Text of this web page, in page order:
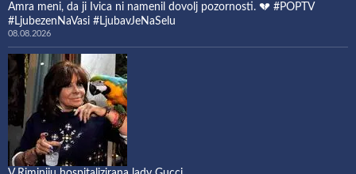
Amra meni, da ji Ivica ni namenil dovolj pozornosti. 💔 #POPTV
#LjubezenNaVasi #LjubavJeNaSelu
08.08.2026